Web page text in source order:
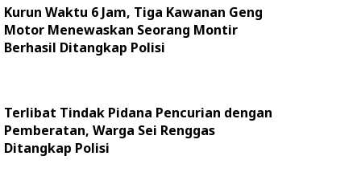
Kurun Waktu 6 Jam, Tiga Kawanan Geng
Motor Menewaskan Seorang Montir
Berhasil Ditangkap Polisi
Terlibat Tindak Pidana Pencurian dengan
Pemberatan, Warga Sei Renggas
Ditangkap Polisi